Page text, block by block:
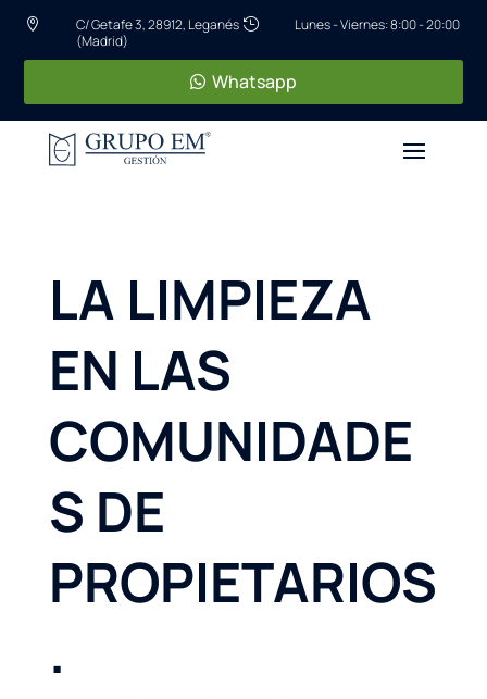

C/ Getafe 3, 28912, Leganés
(Madrid)
 Lunes - Viernes: 8:00 - 20:00
Whatsapp
LA LIMPIEZA
EN LAS
COMUNIDADE
S DE
PROPIETARIOS
.